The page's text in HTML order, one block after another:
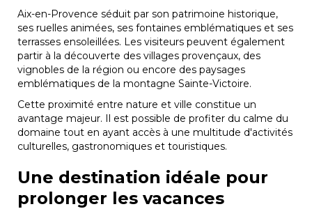
Aix-en-Provence séduit par son patrimoine historique,
ses ruelles animées, ses fontaines emblématiques et ses
terrasses ensoleillées. Les visiteurs peuvent également
partir à la découverte des villages provençaux, des
vignobles de la région ou encore des paysages
emblématiques de la montagne Sainte-Victoire.
Cette proximité entre nature et ville constitue un
avantage majeur. Il est possible de profiter du calme du
domaine tout en ayant accès à une multitude d'activités
culturelles, gastronomiques et touristiques.
Une destination idéale pour
prolonger les vacances